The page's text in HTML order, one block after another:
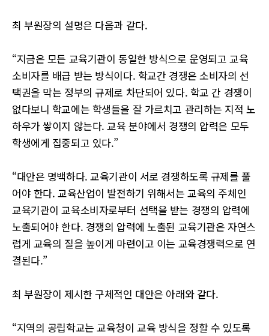
최 부원장의 설명은 다음과 같다.
“지금은 모든 교육기관이 동일한 방식으로 운영되고 교육
소비자를 배급 받는 방식이다. 학교간 경쟁은 소비자의 선
택권을 막는 정부의 규제로 차단되어 있다. 학교 간 경쟁이
없다보니 학교에는 학생들을 잘 가르치고 관리하는 지적 노
하우가 쌓이지 않는다. 교육 분야에서 경쟁의 압력은 모두
학생에게 집중되고 있다.”
“대안은 명백하다. 교육기관이 서로 경쟁하도록 규제를 풀
어야 한다. 교육산업이 발전하기 위해서는 교육의 주체인
교육기관이 교육소비자로부터 선택을 받는 경쟁의 압력에
노출되어야 한다. 경쟁의 압력에 노출된 교육기관은 자연스
럽게 교육의 질을 높이게 마련이고 이는 교육경쟁력으로 연
결된다.”
최 부원장이 제시한 구체적인 대안은 아래와 같다.
“지역의 공립학교는 교육청이 교육 방식을 정할 수 있도록